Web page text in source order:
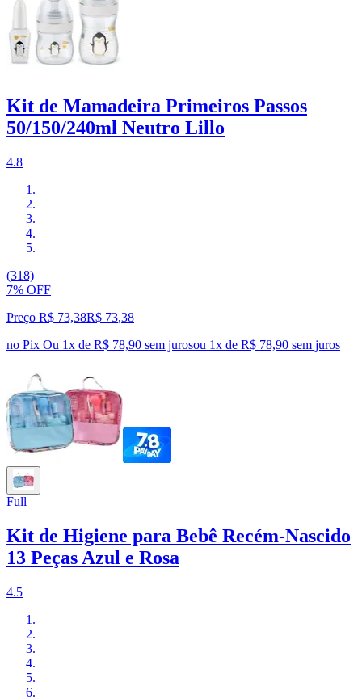
Kit de Mamadeira Primeiros Passos
50/150/240ml Neutro Lillo
4.8
(318)
7% OFF
Preço R$ 73,38R$ 73,38
no Pix Ou 1x de R$ 78,90 sem jurosou 1x de R$ 78,90 sem juros
Full
Kit de Higiene para Bebê Recém-Nascido
13 Peças Azul e Rosa
4.5